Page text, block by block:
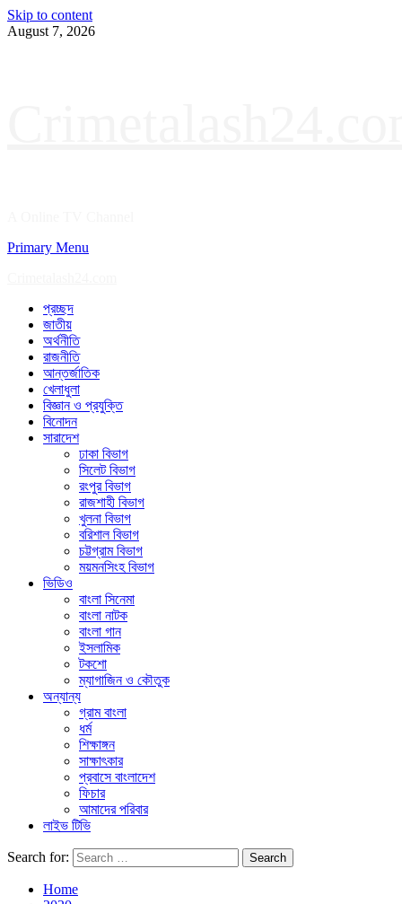
Skip to content
August 7, 2026
Primary Menu
প্রচ্ছদ
জাতীয়
অর্থনীতি
রাজনীতি
আন্তর্জাতিক
খেলাধুলা
বিজ্ঞান ও প্রযুক্তি
বিনোদন
সারাদেশ
ঢাকা বিভাগ
সিলেট বিভাগ
রংপুর বিভাগ
রাজশাহী বিভাগ
খুলনা বিভাগ
বরিশাল বিভাগ
চট্টগ্রাম বিভাগ
ময়মনসিংহ বিভাগ
ভিডিও
বাংলা সিনেমা
বাংলা নাটক
বাংলা গান
ইসলামিক
টকশো
ম্যাগাজিন ও কৌতুক
অন্যান্য
গ্রাম বাংলা
ধর্ম
শিক্ষাঙ্গন
সাক্ষাৎকার
প্রবাসে বাংলাদেশ
ফিচার
আমাদের পরিবার
লাইভ টিভি
Search for:
Home